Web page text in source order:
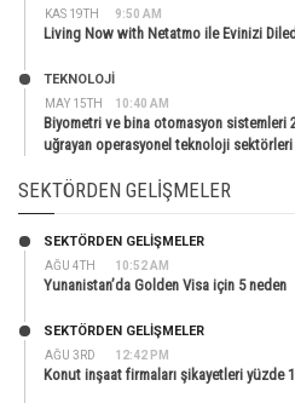
KAS 19TH 9:50 AM
Living Now with Netatmo ile Evinizi
MAY 15TH 10:40 AM
TEKNOLOJİ
Biyometri ve bina otomasyon sistemleri
uğrayan operasyonel teknoloji
SEKTÖRDEN GELIŞMELER
AĞU 4TH 10:52 AM
SEKTÖRDEN GELIŞMELER
Yunanistan’da Golden Visa için 5 neden
AĞU 3RD 12:42 PM
SEKTÖRDEN GELIŞMELER
Konut inşaat firmaları şikayetleri yüzde